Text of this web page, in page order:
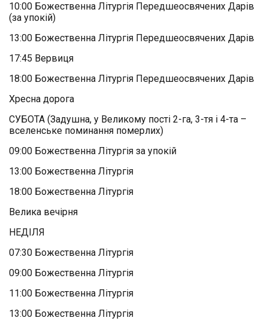
10:00 Божественна Літургія Передшеосвячених Дарів
(за упокій)
13:00 Божественна Літургія Передшеосвячених Дарів
17:45 Вервиця
18:00 Божественна Літургія Передшеосвячених Дарів
Хресна дорога
СУБОТА (Задушна, у Великому пості 2-га, 3-тя і 4-та –
вселенське поминання померлих)
09:00 Божественна Літургія за упокій
13:00 Божественна Літургія
18:00 Божественна Літургія
Велика вечірня
НЕДІЛЯ
07:30 Божественна Літургія
09:00 Божественна Літургія
11:00 Божественна Літургія
13:00 Божественна Літургія